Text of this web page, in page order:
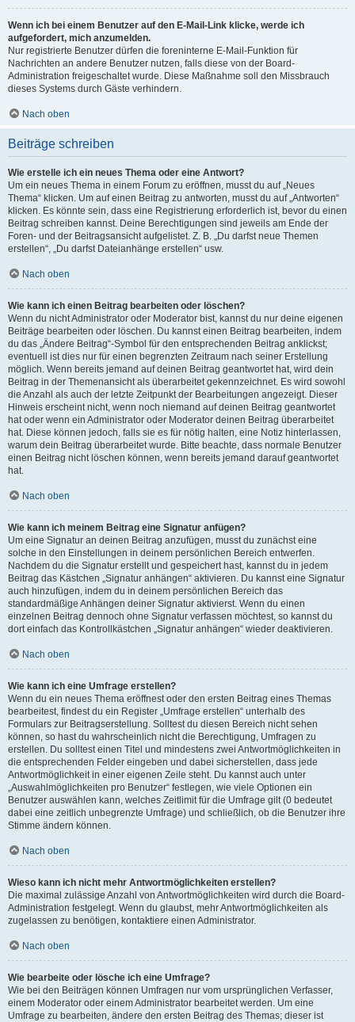
Wenn ich bei einem Benutzer auf den E-Mail-Link klicke, werde ich
aufgefordert, mich anzumelden.
Nur registrierte Benutzer dürfen die foreninterne E-Mail-Funktion für
Nachrichten an andere Benutzer nutzen, falls diese von der Board-
Administration freigeschaltet wurde. Diese Maßnahme soll den Missbrauch
dieses Systems durch Gäste verhindern.
Nach oben
Beiträge schreiben
Wie erstelle ich ein neues Thema oder eine Antwort?
Um ein neues Thema in einem Forum zu eröffnen, musst du auf „Neues
Thema“ klicken. Um auf einen Beitrag zu antworten, musst du auf „Antworten“
klicken. Es könnte sein, dass eine Registrierung erforderlich ist, bevor du einen
Beitrag schreiben kannst. Deine Berechtigungen sind jeweils am Ende der
Foren- und der Beitragsansicht aufgelistet. Z. B. „Du darfst neue Themen
erstellen“, „Du darfst Dateianhänge erstellen“ usw.
Nach oben
Wie kann ich einen Beitrag bearbeiten oder löschen?
Wenn du nicht Administrator oder Moderator bist, kannst du nur deine eigenen
Beiträge bearbeiten oder löschen. Du kannst einen Beitrag bearbeiten, indem
du das „Ändere Beitrag“-Symbol für den entsprechenden Beitrag anklickst;
eventuell ist dies nur für einen begrenzten Zeitraum nach seiner Erstellung
möglich. Wenn bereits jemand auf deinen Beitrag geantwortet hat, wird dein
Beitrag in der Themenansicht als überarbeitet gekennzeichnet. Es wird sowohl
die Anzahl als auch der letzte Zeitpunkt der Bearbeitungen angezeigt. Dieser
Hinweis erscheint nicht, wenn noch niemand auf deinen Beitrag geantwortet
hat oder wenn ein Administrator oder Moderator deinen Beitrag überarbeitet
hat. Diese können jedoch, falls sie es für nötig halten, eine Notiz hinterlassen,
warum dein Beitrag überarbeitet wurde. Bitte beachte, dass normale Benutzer
einen Beitrag nicht löschen können, wenn bereits jemand darauf geantwortet
hat.
Nach oben
Wie kann ich meinem Beitrag eine Signatur anfügen?
Um eine Signatur an deinen Beitrag anzufügen, musst du zunächst eine
solche in den Einstellungen in deinem persönlichen Bereich entwerfen.
Nachdem du die Signatur erstellt und gespeichert hast, kannst du in jedem
Beitrag das Kästchen „Signatur anhängen“ aktivieren. Du kannst eine Signatur
auch hinzufügen, indem du in deinem persönlichen Bereich das
standardmäßige Anhängen deiner Signatur aktivierst. Wenn du einen
einzelnen Beitrag dennoch ohne Signatur verfassen möchtest, so kannst du
dort einfach das Kontrollkästchen „Signatur anhängen“ wieder deaktivieren.
Nach oben
Wie kann ich eine Umfrage erstellen?
Wenn du ein neues Thema eröffnest oder den ersten Beitrag eines Themas
bearbeitest, findest du ein Register „Umfrage erstellen“ unterhalb des
Formulars zur Beitragserstellung. Solltest du diesen Bereich nicht sehen
können, so hast du wahrscheinlich nicht die Berechtigung, Umfragen zu
erstellen. Du solltest einen Titel und mindestens zwei Antwortmöglichkeiten in
die entsprechenden Felder eingeben und dabei sicherstellen, dass jede
Antwortmöglichkeit in einer eigenen Zeile steht. Du kannst auch unter
„Auswahlmöglichkeiten pro Benutzer“ festlegen, wie viele Optionen ein
Benutzer auswählen kann, welches Zeitlimit für die Umfrage gilt (0 bedeutet
dabei eine zeitlich unbegrenzte Umfrage) und schließlich, ob die Benutzer ihre
Stimme ändern können.
Nach oben
Wieso kann ich nicht mehr Antwortmöglichkeiten erstellen?
Die maximal zulässige Anzahl von Antwortmöglichkeiten wird durch die Board-
Administration festgelegt. Wenn du glaubst, mehr Antwortmöglichkeiten als
zugelassen zu benötigen, kontaktiere einen Administrator.
Nach oben
Wie bearbeite oder lösche ich eine Umfrage?
Wie bei den Beiträgen können Umfragen nur vom ursprünglichen Verfasser,
einem Moderator oder einem Administrator bearbeitet werden. Um eine
Umfrage zu bearbeiten, ändere den ersten Beitrag des Themas; dieser ist